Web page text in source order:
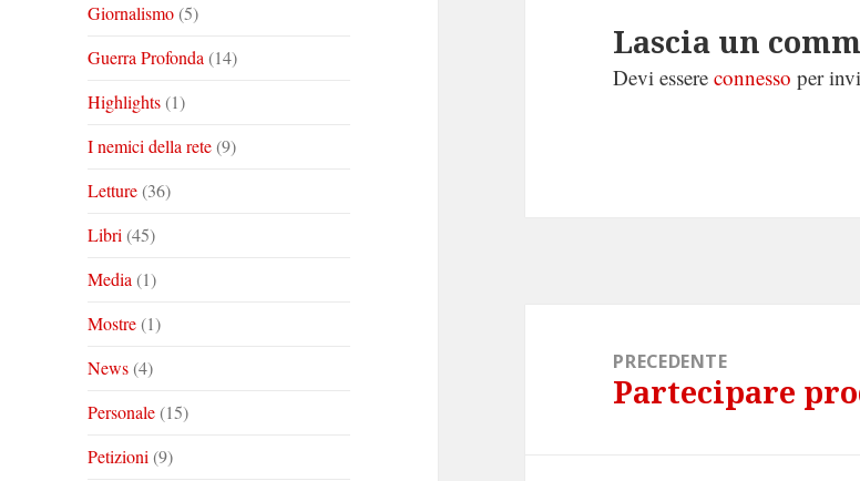
Giornalismo(5)
Guerra Profonda (14)
Highlights(1)
I nemici della rete(9)
Letture(36)
Libri (45)
Media (1)
Mostre(1)
News(4)
Personale(15)
Petizioni (9)
Lascia un
Devi essereconnesso per
PRECEDENTE
Articolo
Partecipare